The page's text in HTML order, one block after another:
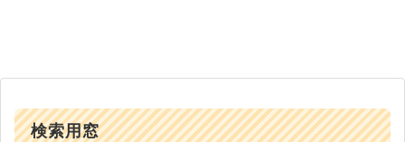
検索用窓